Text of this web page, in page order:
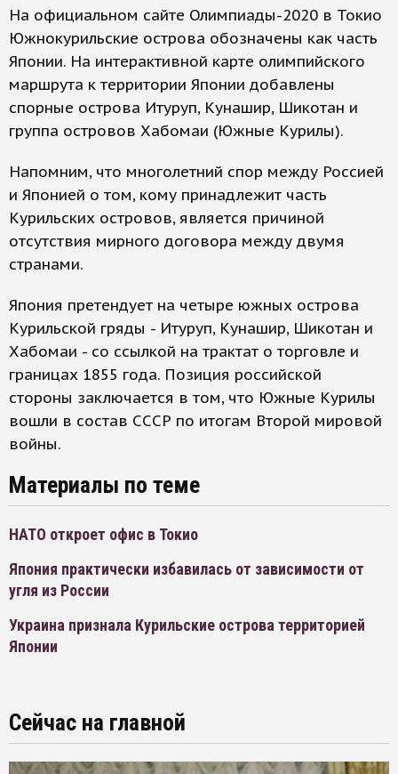
На официальном сайте Олимпиады-2020 в Токио
Южнокурильские острова обозначены как часть
Японии. На интерактивной карте олимпийского
маршрута к территории Японии добавлены
спорные острова Итуруп, Кунашир, Шикотан и
группа островов Хабомаи (Южные Курилы).
Напомним, что многолетний спор между Россией
и Японией о том, кому принадлежит часть
Курильских островов, является причиной
отсутствия мирного договора между двумя
странами.
Япония претендует на четыре южных острова
Курильской гряды - Итуруп, Кунашир, Шикотан и
Хабомаи - со ссылкой на трактат о торговле и
границах 1855 года. Позиция российской
стороны заключается в том, что Южные Курилы
вошли в состав СССР по итогам Второй мировой
войны.
Материалы по теме
НАТО откроет офис в Токио
Япония практически избавилась от зависимости от
угля из России
Украина признала Курильские острова территорией
Японии
Сейчас на главной